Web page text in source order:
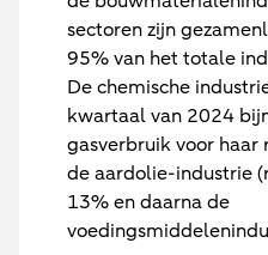
sectoren zijn
95% van het totale
De chemische
kwartaal van 2024
gasverbruik voor
de aardolie-industrie
13% en daarna de